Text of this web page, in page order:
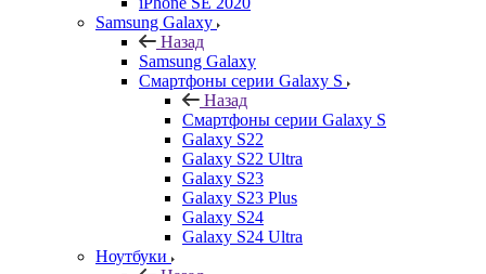
Samsung Galaxy
Назад
Samsung Galaxy
Смартфоны серии Galaxy S
Назад
Смартфоны серии Galaxy S
Galaxy S22
Galaxy S22 Ultra
Galaxy S23
Galaxy S23 Plus
Galaxy S24
Galaxy S24 Ultra
Ноутбуки